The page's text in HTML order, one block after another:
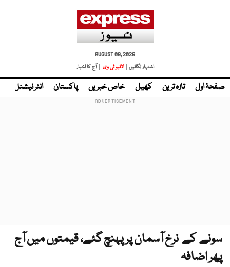
AUGUST 08, 2026
اشتہار لگائیں |
لائیو ٹی وی | آج کا اخبار
صفحۂ اول تازہ ترین کھیل خاص خبریں پاکستان انٹر نیشنل
سونے کے نرخ آسمان پر پہنچ گئے، قیمتوں میں آج
پھر اضافہ